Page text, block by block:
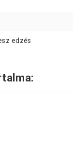
edzés